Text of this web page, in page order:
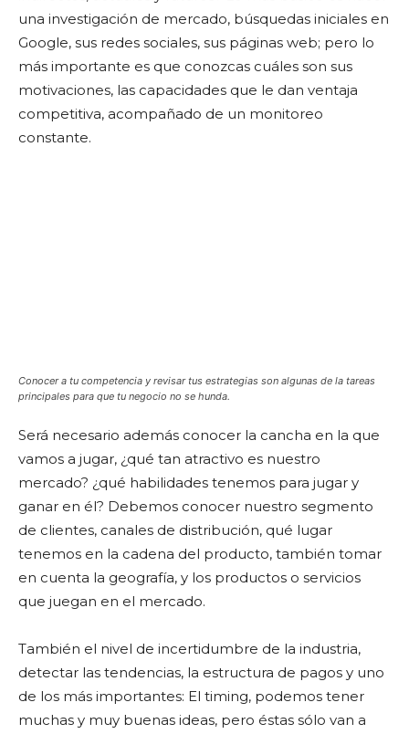
una investigación de mercado, búsquedas iniciales en
Google, sus redes sociales, sus páginas web; pero lo
más importante es que conozcas cuáles son sus
motivaciones, las capacidades que le dan ventaja
competitiva, acompañado de un monitoreo
constante.
Conocer a tu competencia y revisar tus estrategias son algunas de la tareas
principales para que tu negocio no se hunda.
Será necesario además conocer la cancha en la que
vamos a jugar, ¿qué tan atractivo es nuestro
mercado? ¿qué habilidades tenemos para jugar y
ganar en él? Debemos conocer nuestro segmento
de clientes, canales de distribución, qué lugar
tenemos en la cadena del producto, también tomar
en cuenta la geografía, y los productos o servicios
que juegan en el mercado.
También el nivel de incertidumbre de la industria,
detectar las tendencias, la estructura de pagos y uno
de los más importantes: El timing, podemos tener
muchas y muy buenas ideas, pero éstas sólo van a